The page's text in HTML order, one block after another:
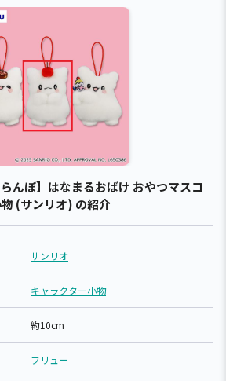
んぼ】はなまるおばけ おやつマスコ
(サンリオ) の紹介
サンリオ
キャラクター小物
約10cm
フリュー